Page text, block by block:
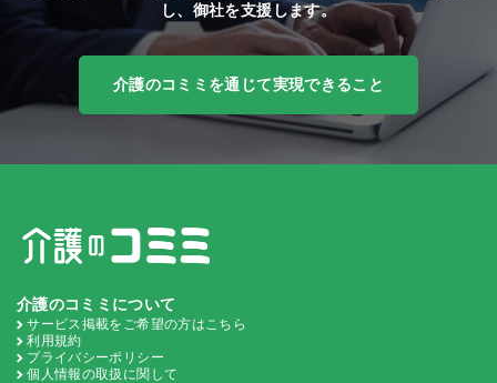
し、御社を支援します。
介護のコミミを通じて実現できること
介護のコミミについて
サービス掲載をご希望の方はこちら
利用規約
プライバシーポリシー
個人情報の取扱に関して